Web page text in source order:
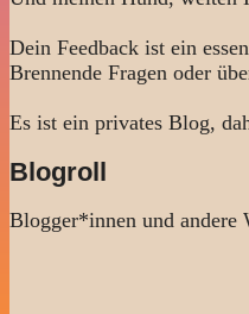
Dein Feedback ist ein
Brennende Fragen oder
Es ist ein privates Blog,
Blogroll
Blogger*innen und andere